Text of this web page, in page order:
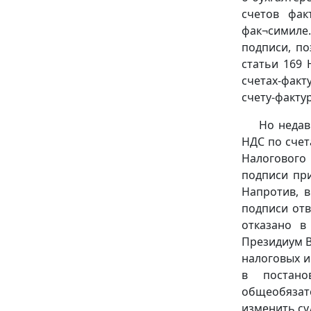
счетов
подписи,
статьи 169
счетах-
счету-
Но
НДС по
подписи
Напротив,
подписи
отказано
Президиум
налоговых
в